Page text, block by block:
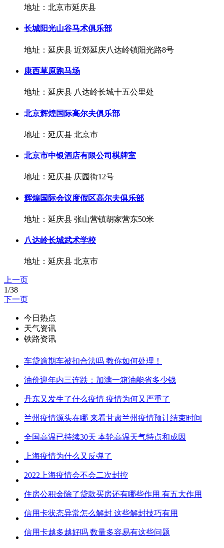
地址：北京市延庆县
长城阳光山谷马术俱乐部
地址：延庆县 近郊延庆八达岭镇阳光路8号
康西草原跑马场
地址：延庆县 八达岭长城十五公里处
北京辉煌国际高尔夫俱乐部
地址：延庆县 北京市
北京市中银酒店有限公司棋牌室
地址：延庆县 庆园街12号
辉煌国际会议度假区高尔夫俱乐部
地址：延庆县 张山营镇胡家营东50米
八达岭长城武术学校
地址：延庆县 北京市
上一页
1/38
下一页
今日热点
天气资讯
铁路资讯
车贷逾期车被扣合法吗 教你如何处理！
油价迎年内三连跌：加满一箱油能省多少钱
丹东又发生了什么疫情 疫情为何又严重了
兰州疫情源头在哪 来看甘肃兰州疫情预计结束时间
全国高温已持续30天 本轮高温天气特点和成因
上海疫情为什么又反弹了
2022上海疫情会不会二次封控
住房公积金除了贷款买房还有哪些作用 有五大作用
信用卡状态异常怎么解封 这些解封技巧有用
信用卡越多越好吗 数量多容易有这些问题